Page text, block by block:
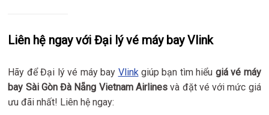
Liên hệ ngay với Đại lý vé máy bay Vlink
Hãy để Đại lý vé máy bay Vlinkgiúp bạn tìm hiểu giá vé máy
bay Sài Gòn Đà Nẵng Vietnam Airlines và đặt vé với mức giá
ưu đãi nhất! Liên hệ ngay: